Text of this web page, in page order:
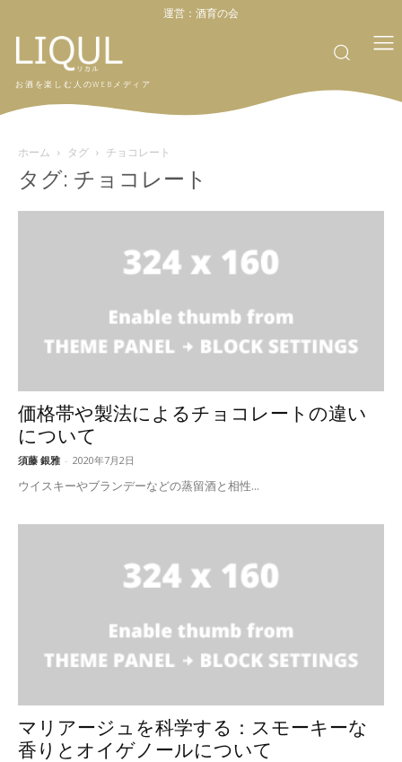
運営： 酒育の会
お酒を楽しむ人のWEBメディア
ホーム タグ チョコレート
タグ: チョコレート
価格帯や製法によるチョコレートの違い
について
須藤 銀雅 - 2020年7月2日
ウイスキーやブランデーなどの蒸留酒と相性...
マリアージュを科学する：スモーキーな
香りとオイゲノールについて